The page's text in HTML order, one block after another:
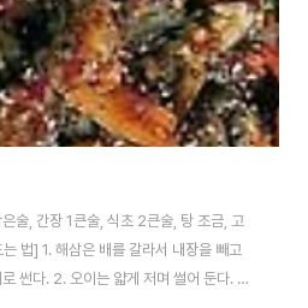
술, 간장 1큰술, 식초 2큰술, 탕 조금, 고
법] 1. 해삼은 배를 갈라서 내장을 빼고
썬다. 2. 오이는 얇게 저며 썰어 둔다. 3.